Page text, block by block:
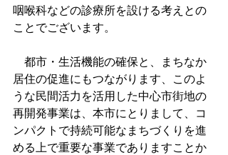
咽喉科などの診療所を設ける考えとの
ことでございます。
都市・生活機能の確保と、まちなか
居住の促進にもつながります、このよ
うな民間活力を活用した中心市街地の
再開発事業は、本市にとりまして、コ
ンパクトで持続可能なまちづくりを進
める上で重要な事業でありますことか